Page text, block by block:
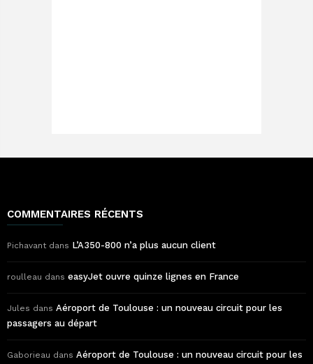
COMMENTAIRES RÉCENTS
Pichavant dans L’A350-800 n’a plus aucun client
roulleau dans easyJet ouvre quinze lignes en France
Jules dans Aéroport de Toulouse : un nouveau circuit pour les
passagers au départ
Gaborieau dans Aéroport de Toulouse : un nouveau circuit pour les